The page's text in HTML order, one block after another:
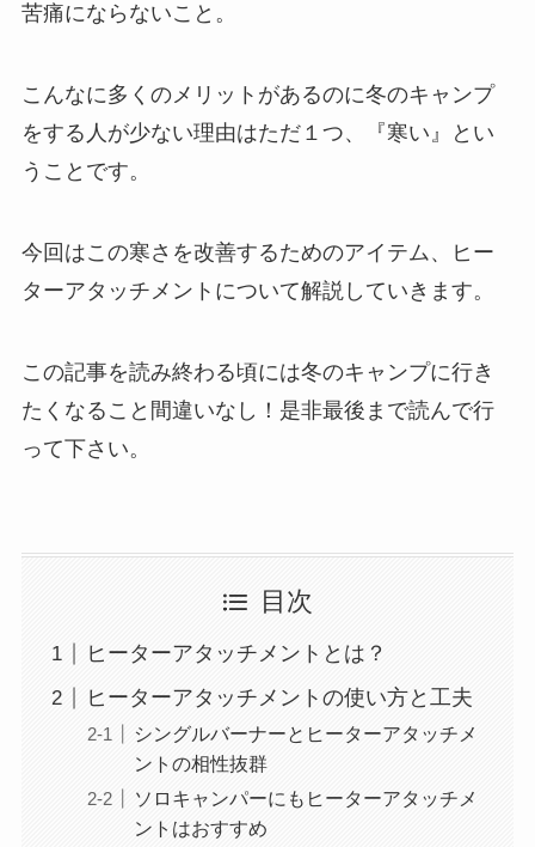
苦痛にならないこと。
こんなに多くのメリットがあるのに冬のキャンプ
をする人が少ない理由はただ１つ、『寒い』とい
うことです。
今回はこの寒さを改善するためのアイテム、ヒー
ターアタッチメントについて解説していきます。
この記事を読み終わる頃には冬のキャンプに行き
たくなること間違いなし！是非最後まで読んで行
って下さい。
目次
ヒーターアタッチメントとは？
ヒーターアタッチメントの使い方と工夫
シングルバーナーとヒーターアタッチメ
ントの相性抜群
ソロキャンパーにもヒーターアタッチメ
ントはおすすめ